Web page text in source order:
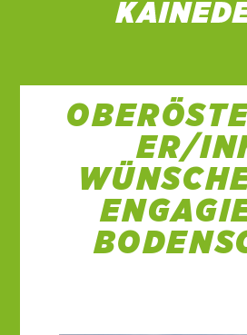
ER/